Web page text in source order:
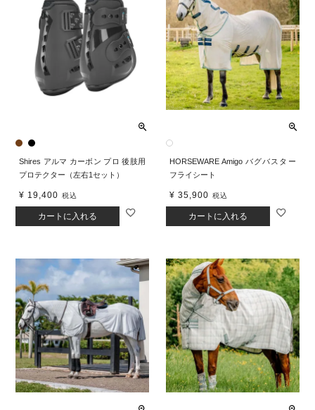
Shires アルマ カーボン プロ 後肢用
プロテクター（左右1セット）
¥ 19,400 税込
カートに入れる
HORSEWARE Amigo バグバスター
フライシート
¥ 35,900 税込
カートに入れる